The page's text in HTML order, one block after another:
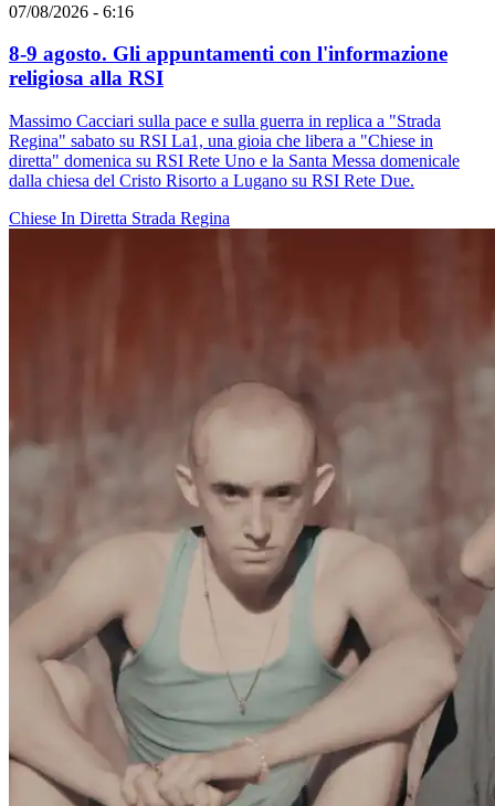
07/08/2026 - 6:16
8-9 agosto. Gli appuntamenti con l'informazione
religiosa alla RSI
Massimo Cacciari sulla pace e sulla guerra in replica a "Strada
Regina" sabato su RSI La1, una gioia che libera a "Chiese in
diretta" domenica su RSI Rete Uno e la Santa Messa domenicale
dalla chiesa del Cristo Risorto a Lugano su RSI Rete Due.
Chiese In Diretta Strada Regina